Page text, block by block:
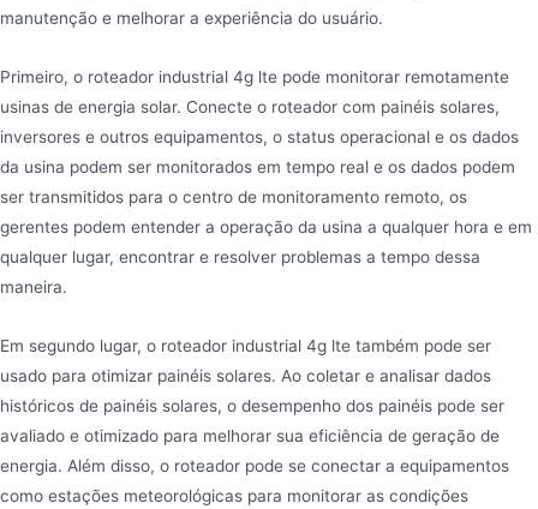
manutenção e melhorar a experiência do usuário.
Primeiro, o roteador industrial 4g lte pode monitorar remotamente
usinas de energia solar. Conecte o roteador com painéis solares,
inversores e outros equipamentos, o status operacional e os dados
da usina podem ser monitorados em tempo real e os dados podem
ser transmitidos para o centro de monitoramento remoto, os
gerentes podem entender a operação da usina a qualquer hora e em
qualquer lugar, encontrar e resolver problemas a tempo dessa
maneira.
Em segundo lugar, o roteador industrial 4g lte também pode ser
usado para otimizar painéis solares. Ao coletar e analisar dados
históricos de painéis solares, o desempenho dos painéis pode ser
avaliado e otimizado para melhorar sua eficiência de geração de
energia. Além disso, o roteador pode se conectar a equipamentos
como estações meteorológicas para monitorar as condições